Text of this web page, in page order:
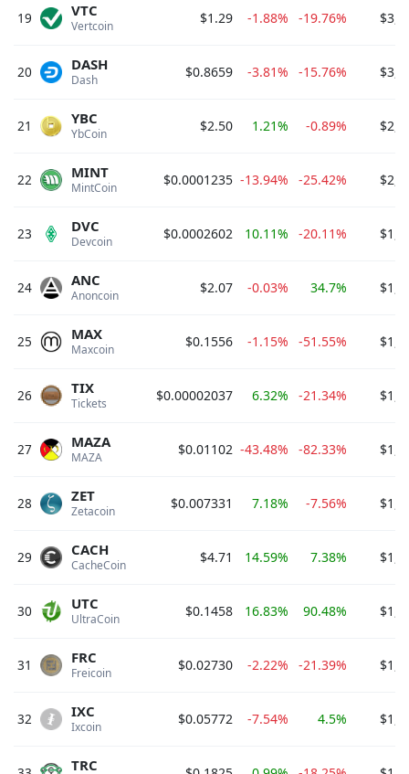
19 Vertcoin
VTC $1.29 -1.88% -19.76%
20 Dash
DASH $0.8659 -3.81% -15.76%
21 YbCoin
YBC $2.50 1.21% -0.89%
22 MintCoin
MINT $0.0001235 -13.94% -25.42%
23 Devcoin
DVC $0.0002602 10.11% -20.11%
24 Anoncoin
ANC $2.07 -0.03% 34.7%
25 Maxcoin
MAX $0.1556 -1.15% -51.55%
26 Tickets
TIX $0.00002037 6.32% -21.34%
27 MAZA
MAZA $0.01102 -43.48% -82.33%
28 Zetacoin
ZET $0.007331 7.18% -7.56%
29 CacheCoin
CACH $4.71 14.59% 7.38%
30 UltraCoin
UTC $0.1458 16.83% 90.48%
31 Freicoin
FRC $0.02730 -2.22% -21.39%
32 Ixcoin
IXC $0.05772 -7.54% 4.5%
TRC